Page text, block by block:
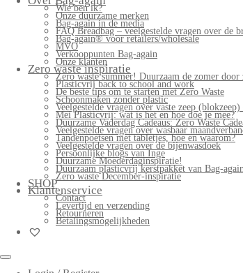
Wie ben ik?
Onze duurzame merken
Bag-again in de media
FAQ Breadbag – veelgestelde vragen over de
Bag-again® voor retailers/wholesale
MVO
Verkooppunten Bag-again
Onze klanten
Zero waste inspiratie
Zero waste summer! Duurzaam de zomer
Plasticvrij back to school and work
De beste tips om te starten met Zero Waste
Schoonmaken zonder plastic
Veelgestelde vragen over vaste zeep
Mei Plasticvrij: wat is het en hoe doe je mee?
Duurzame Vaderdag Cadeaus: Zero Waste
Veelgestelde vragen over wasbaar
Tandenpoetsen met tabletjes, hoe en waarom?
Veelgestelde vragen over de bijenwasdoek
Persoonlijke blogs van Inge
Duurzame Moederdaginspiratie!
Duurzaam plasticvrij kerstpakket van Bag-
Zero waste December-inspiratie
SHOP
Klantenservice
Contact
Levertijd en verzending
Retourneren
Betalingsmogelijkheden